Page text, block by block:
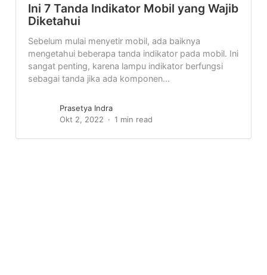
Ini 7 Tanda Indikator Mobil yang Wajib
Diketahui
Sebelum mulai menyetir mobil, ada baiknya
mengetahui beberapa tanda indikator pada mobil. Ini
sangat penting, karena lampu indikator berfungsi
sebagai tanda jika ada komponen...
Prasetya Indra
Okt 2, 2022
1 min read